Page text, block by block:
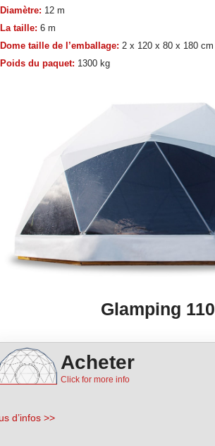
Diamètre: 12 m
La taille: 6 m
Dome taille de l’emballage: 2 x 120 x 80 x 180 cm
Poids du paquet: 1300 kg
Glamping 110
Acheter
d’infos >>